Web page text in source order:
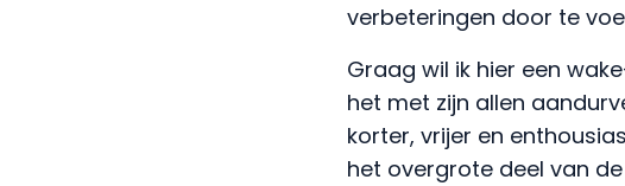
verbeteringen door te
Graag wil ik hier een
het met zijn allen
korter, vrijer en
het overgrote deel van